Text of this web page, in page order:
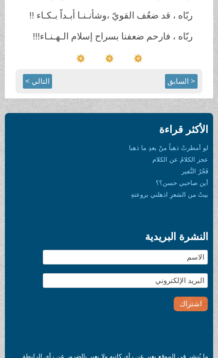
ربّاه ، قد ضعُف القويّ ،وشأنـنـا أبـداً بـكـاء !!
ربّاه ، فارحم ضعفنا بسراح إسلام الـهـنـاء!!!
< السابق التالي >
الأكثر قراءة
لو أمطرتْ ذهباً منْ بعدِ ما ذهبا
عجز الكلامُ عن الكلام
فَجْرُ النَّفير
أين صاحبي حسن؟؟
بيتٌ من الشعرِ اذهلني بروعتهِ
النشرة البريدية
ما يُنشر في الموقع يعبر عن رأي كاتبه ولا يعبر بالضرور عن رأي الرابطة